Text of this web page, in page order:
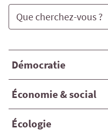
Démocratie
Économie & social
Écologie